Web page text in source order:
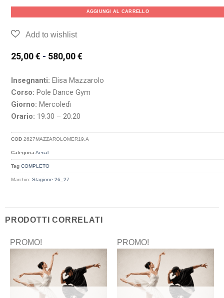
AGGIUNGI AL CARRELLO
25,00€ - 580,00€
Insegnanti: Elisa Mazzarolo
Corso: Pole Dance Gym
Giorno: Mercoledì
Orario: 19:30 – 20:20
COD2627MAZZAROLOMER19.A
Categoria Aerial
Tag COMPLETO
Marchio:Stagione 26_27
PRODOTTI CORRELATI
PROMO! PROMO!